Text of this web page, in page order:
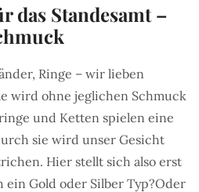
das Standesamt –
Ringe – wir lieben
wird ohne jeglichen Schmuck
und Ketten spielen eine
sie wird unser Gesicht
Hier stellt sich also erst
ein Gold oder Silber Typ?Oder